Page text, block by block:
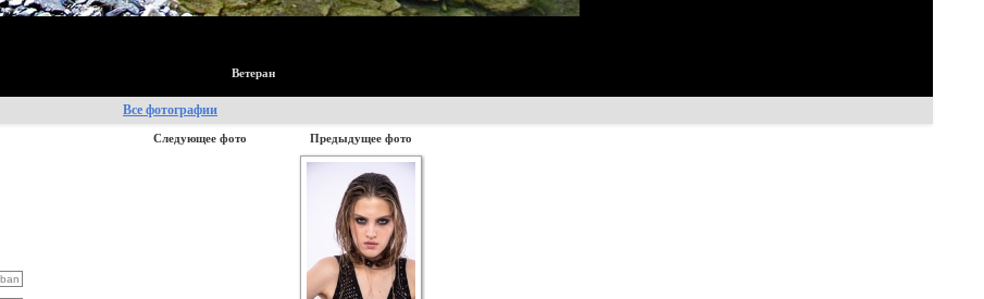
Ветеран
Все фотографии
Следующее фото Предыдущее фото